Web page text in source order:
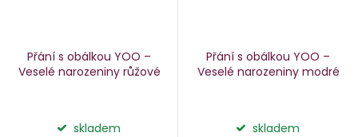
Přání s obálkou YOO –
Veselé narozeniny růžové
skladem
Přání s obálkou YOO –
Veselé narozeniny modré
skladem